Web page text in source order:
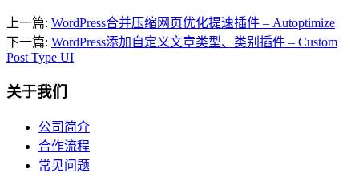
上一篇: WordPress合并压缩网页优化提速插件 – Autoptimize
下一篇: WordPress添加自定义文章类型、类别插件 – Custom
Post Type UI
关于我们
公司简介
合作流程
常见问题